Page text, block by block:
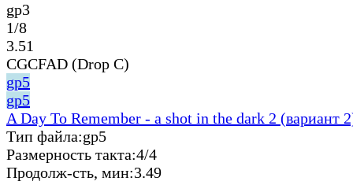
gp3
1/8
3.51
CGCFAD (Drop C)
gp5
gp5
A Day To Remember - a shot in the dark 2 (вариант
Тип файла:gp5
Размерность такта:4/4
Продолж-сть, мин:3.49